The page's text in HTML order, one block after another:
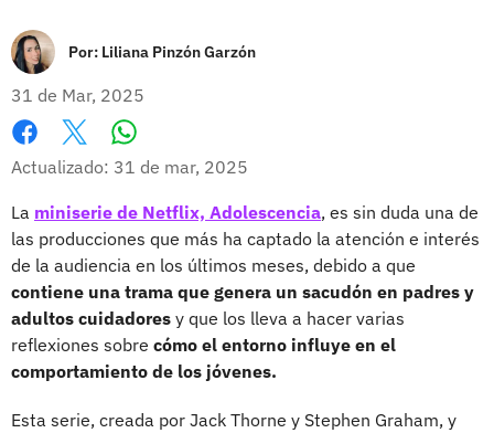
Por: Liliana Pinzón Garzón
31 de Mar, 2025
Facebook
X
Actualizado: 31 de mar, 2025
La miniserie de Netflix, Adolescencia, es sin duda una de
las producciones que más ha captado la atención e interés
de la audiencia en los últimos meses, debido a que
contiene una trama que genera un sacudón en padres y
adultos cuidadores y que los lleva a hacer varias
reflexiones sobre cómo el entorno influye en el
comportamiento de los jóvenes.
Esta serie, creada por Jack Thorne y Stephen Graham, y